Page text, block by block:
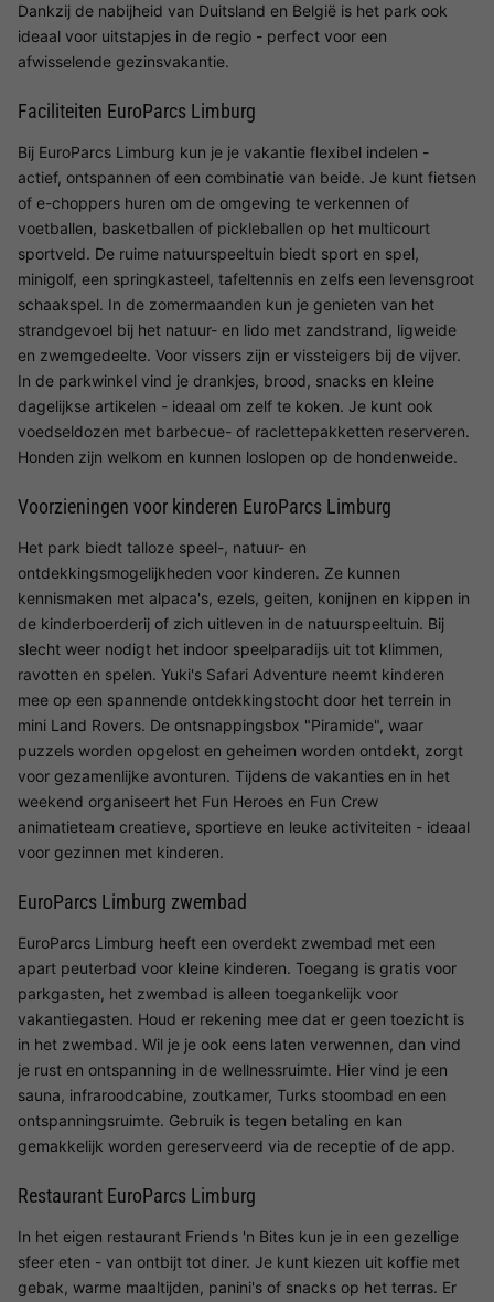
Dankzij de nabijheid van Duitsland en België is het park ook
ideaal voor uitstapjes in de regio - perfect voor een
afwisselende gezinsvakantie.
Faciliteiten EuroParcs Limburg
Bij EuroParcs Limburg kun je je vakantie flexibel indelen -
actief, ontspannen of een combinatie van beide. Je kunt fietsen
of e-choppers huren om de omgeving te verkennen of
voetballen, basketballen of pickleballen op het multicourt
sportveld. De ruime natuurspeeltuin biedt sport en spel,
minigolf, een springkasteel, tafeltennis en zelfs een levensgroot
schaakspel. In de zomermaanden kun je genieten van het
strandgevoel bij het natuur- en lido met zandstrand, ligweide
en zwemgedeelte. Voor vissers zijn er vissteigers bij de vijver.
In de parkwinkel vind je drankjes, brood, snacks en kleine
dagelijkse artikelen - ideaal om zelf te koken. Je kunt ook
voedseldozen met barbecue- of raclettepakketten reserveren.
Honden zijn welkom en kunnen loslopen op de hondenweide.
Voorzieningen voor kinderen EuroParcs Limburg
Het park biedt talloze speel-, natuur- en
ontdekkingsmogelijkheden voor kinderen. Ze kunnen
kennismaken met alpaca's, ezels, geiten, konijnen en kippen in
de kinderboerderij of zich uitleven in de natuurspeeltuin. Bij
slecht weer nodigt het indoor speelparadijs uit tot klimmen,
ravotten en spelen. Yuki's Safari Adventure neemt kinderen
mee op een spannende ontdekkingstocht door het terrein in
mini Land Rovers. De ontsnappingsbox "Piramide", waar
puzzels worden opgelost en geheimen worden ontdekt, zorgt
voor gezamenlijke avonturen. Tijdens de vakanties en in het
weekend organiseert het Fun Heroes en Fun Crew
animatieteam creatieve, sportieve en leuke activiteiten - ideaal
voor gezinnen met kinderen.
EuroParcs Limburg zwembad
EuroParcs Limburg heeft een overdekt zwembad met een
apart peuterbad voor kleine kinderen. Toegang is gratis voor
parkgasten, het zwembad is alleen toegankelijk voor
vakantiegasten. Houd er rekening mee dat er geen toezicht is
in het zwembad. Wil je je ook eens laten verwennen, dan vind
je rust en ontspanning in de wellnessruimte. Hier vind je een
sauna, infraroodcabine, zoutkamer, Turks stoombad en een
ontspanningsruimte. Gebruik is tegen betaling en kan
gemakkelijk worden gereserveerd via de receptie of de app.
Restaurant EuroParcs Limburg
In het eigen restaurant Friends 'n Bites kun je in een gezellige
sfeer eten - van ontbijt tot diner. Je kunt kiezen uit koffie met
gebak, warme maaltijden, panini's of snacks op het terras. Er